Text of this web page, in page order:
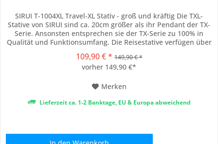
SIRUI T-1004XL Travel-XL Stativ - groß und kräftig Die TXL-
Stative von SIRUI sind ca. 20cm größer als ihr Pendant der TX-
Serie. Ansonsten entsprechen sie der TX-Serie zu 100% in
Qualität und Funktionsumfang. Die Reisestative verfügen über
jeder Situation leicht zu handhaben und bieten Ihrer Kamera
stets sicheren...
109,90 € * 149,90 € *
vorher 149,90 €*
Merken
Lieferzeit ca. 1-2 Banktage, EU & Europa abweichend